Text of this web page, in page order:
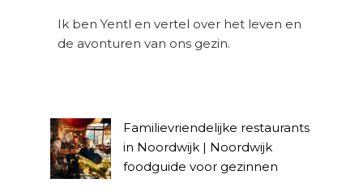
Ik ben Yentl en vertel over het leven en
de avonturen van ons gezin.
Familievriendelijke restaurants
in Noordwijk | Noordwijk
foodguide voor gezinnen